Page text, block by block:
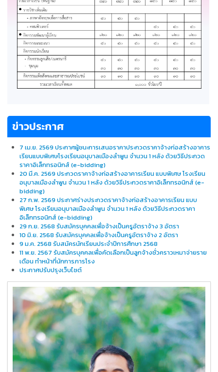
ข่าวประกาศ
7 เม.ย. 2569 ประกาศผู้ชนะการเสนอราคาประกวดราคาจ้างก่อสร้างอาคาร
เรียนแบบพิเศษโรงเรียนอนุบาลเมืองลำพูน จำนวน 1 หลัง ด้วยวิธีประกวด
ราคาอิเล็กทรอนิกส์ (e-bidding)
20 มี.ค. 2569 ประกวดราคาจ้างก่อสร้างอาคารเรียน แบบพิเศษ โรงเรียน
อนุบาลเมืองลําพูน จํานวน 1 หลัง ด้วยวิธีประกวดราคาอิเล็กทรอนิกส์ (e-
bidding)
27 ก.พ. 2569 ประกาศร่างประกวดราคาจ้างก่อสร้างอาคารเรียน แบบ
พิเศษ โรงเรียนอนุบาลเมืองลําพูน จํานวน 1 หลัง ด้วยวิธีประกวดราคา
อิเล็กทรอนิกส์ (e-bidding)
29 ก.ย. 2568 รับสมัครบุคคลเพื่อจ้างเป็นครูอัตราจ้าง 3 อัตรา
10 มิ.ย. 2568 รับสมัครบุคคลเพื่อจ้างเป็นครูอัตราจ้าง 2 อัตรา
9 ม.ค. 2568 รับสมัครนักเรียนประจำปีการศึกษา 2568
11 พ.ย. 2567 รับสมัครบุคคลเพื่อคัดเลือกเป็นลูกจ้างชั่วคราวเหมาจ่ายราย
เดือน ทำหน้าที่นักการภารโรง
ประกาศปรับปรุงเว็บไซต์